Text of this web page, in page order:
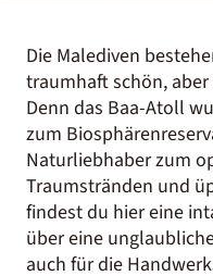
Die Malediven
traumhaft schön,
Denn das Baa-Atoll
zum
Naturliebhaber zum
Traumstränden und
findest du hier eine
über eine
auch für die